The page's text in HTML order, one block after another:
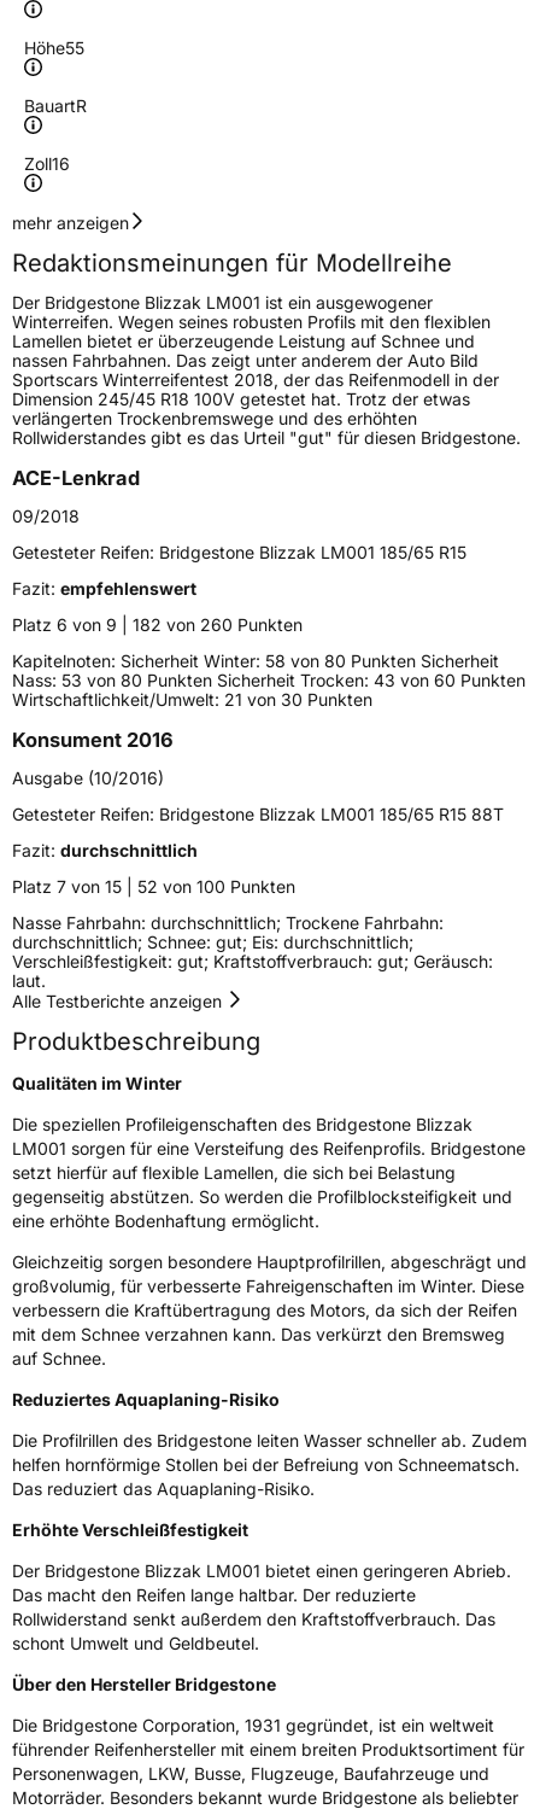
Höhe55
BauartR
Zoll16
Geschwindigkeitsindex
Höchstgeschwindigkeit
210 km/h
Lastindex91
Höchstlast615 kg
Gewicht (in kg)9,57 kg
Fahrzeugtyp
VerwendungWinterreifen
Modellname Blizzak LM001
Fahrzeugart PKW & SUV
Weitere Eigenschaften
Schlauchtyp TL
Zustand Neureifen
M+SJa
Empfohlen für BMW*
EU Label
Effizienz
NasshaftungB
Rollgeräusch (dB)72
FahrzeugklasseC1
3PMSF / Schneeflockensymbol / Alpine-SymbolJa
EisgripNein
EPREL ID380954
Allgemeine Produktsicherheit (GPSR)
HerstellerkontaktBRIDGESTONE EU NV/SA, Via del Fosso del
Salceto 13/15 00128 Rome Italien,
market.surveillance@bridgestone.eu
mehr anzeigen
Redaktionsmeinungen für Modellreihe
Der Bridgestone Blizzak LM001 ist ein ausgewogener
Winterreifen. Wegen seines robusten Profils mit den flexiblen
Lamellen bietet er überzeugende Leistung auf Schnee und
nassen Fahrbahnen. Das zeigt unter anderem der Auto Bild
Sportscars Winterreifentest 2018, der das Reifenmodell in der
Dimension 245/45 R18 100V getestet hat. Trotz der etwas
verlängerten Trockenbremswege und des erhöhten
Rollwiderstandes gibt es das Urteil "gut" für diesen Bridgestone.
ACE-Lenkrad
09/2018
Getesteter Reifen: Bridgestone Blizzak LM001 185/65 R15
Fazit: empfehlenswert
Platz 6 von 9 | 182 von 260 Punkten
Kapitelnoten: Sicherheit Winter: 58 von 80 Punkten Sicherheit
Nass: 53 von 80 Punkten Sicherheit Trocken: 43 von 60 Punkten
Wirtschaftlichkeit/Umwelt: 21 von 30 Punkten
Konsument 2016
Ausgabe (10/2016)
Getesteter Reifen: Bridgestone Blizzak LM001 185/65 R15 88T
Fazit: durchschnittlich
Platz 7 von 15 | 52 von 100 Punkten
Nasse Fahrbahn: durchschnittlich; Trockene Fahrbahn:
durchschnittlich; Schnee: gut; Eis: durchschnittlich;
Verschleißfestigkeit: gut; Kraftstoffverbrauch: gut; Geräusch:
laut.
Alle Testberichte anzeigen
Produktbeschreibung
Qualitäten im Winter
Die speziellen Profileigenschaften des Bridgestone Blizzak
LM001 sorgen für eine Versteifung des Reifenprofils. Bridgestone
setzt hierfür auf flexible Lamellen, die sich bei Belastung
gegenseitig abstützen. So werden die Profilblocksteifigkeit und
eine erhöhte Bodenhaftung ermöglicht.
Gleichzeitig sorgen besondere Hauptprofilrillen, abgeschrägt und
großvolumig, für verbesserte Fahreigenschaften im Winter. Diese
verbessern die Kraftübertragung des Motors, da sich der Reifen
mit dem Schnee verzahnen kann. Das verkürzt den Bremsweg
auf Schnee.
Reduziertes Aquaplaning-Risiko
Die Profilrillen des Bridgestone leiten Wasser schneller ab. Zudem
helfen hornförmige Stollen bei der Befreiung von Schneematsch.
Das reduziert das Aquaplaning-Risiko.
Erhöhte Verschleißfestigkeit
Der Bridgestone Blizzak LM001 bietet einen geringeren Abrieb.
Das macht den Reifen lange haltbar. Der reduzierte
Rollwiderstand senkt außerdem den Kraftstoffverbrauch. Das
schont Umwelt und Geldbeutel.
Über den Hersteller Bridgestone
Die Bridgestone Corporation, 1931 gegründet, ist ein weltweit
führender Reifenhersteller mit einem breiten Produktsortiment für
Personenwagen, LKW, Busse, Flugzeuge, Baufahrzeuge und
Motorräder. Besonders bekannt wurde Bridgestone als beliebter